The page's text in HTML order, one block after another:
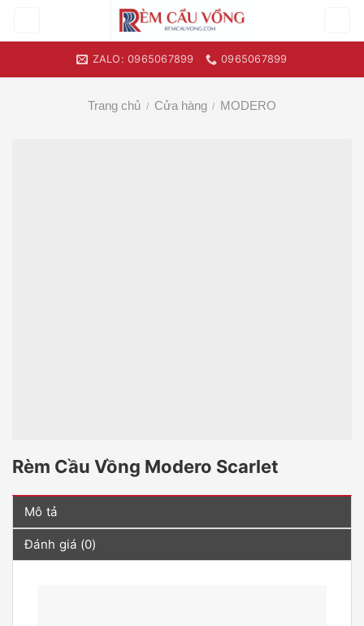
ZALO: 0965067899 0965067899
Trang chủ / Cửa hàng / MODERO
Rèm Cầu Vồng Modero Scarlet
Mô tả
Đánh giá (0)